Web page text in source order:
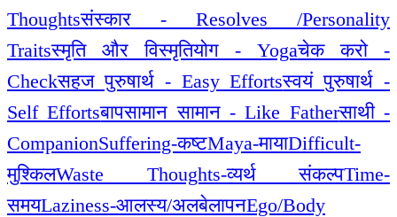
Thoughtsसंस्कार - Resolves /Personality
Traitsस्मृति और विस्मृतियोग - Yogaचेक करो -
Checkसहज पुरुषार्थ - Easy Effortsस्वयं पुरुषार्थ -
Self Effortsबापसामान सामान - Like Fatherसाथी -
CompanionSuffering-कष्टMaya-मायाDifficult-
मुश्किलWaste Thoughts-व्यर्थ संकल्पTime-
समयLaziness-आलस्य/अलबेलापनEgo/Body